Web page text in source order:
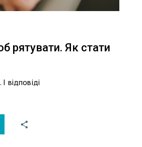
рятувати. Як стати
відповіді